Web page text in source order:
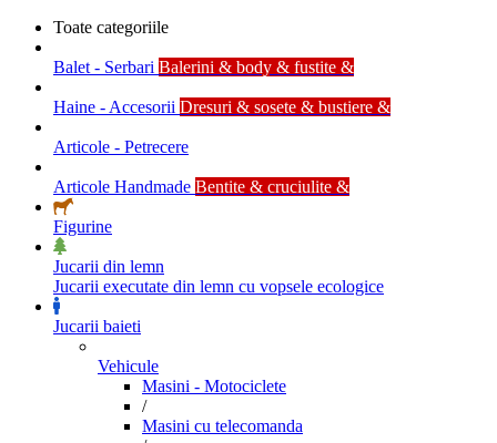
Toate categoriile
Balet - Serbari Balerini & body & fustite &
Haine - Accesorii Dresuri & sosete & bustiere &
Articole - Petrecere
Articole Handmade Bentite & cruciulite &
Figurine
Jucarii din lemn
Jucarii executate din lemn cu vopsele ecologice
Jucarii baieti
Vehicule
Masini - Motociclete
/
Masini cu telecomanda